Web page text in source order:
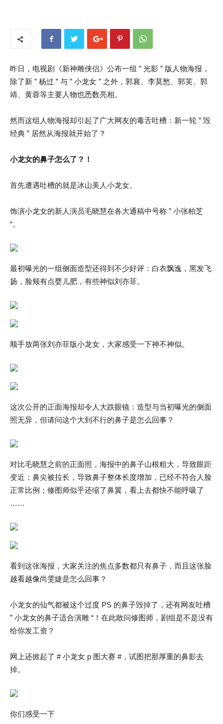
昨日，电视剧《新神雕侠侣》公布一组 ” 光影 ” 版人物海报，
除了新 ” 杨过 ” 与 ” 小龙女 ” 之外，郭襄、李莫愁、郭芙、郭
靖、黄蓉等主要人物也悉数亮相。
然而这组人物海报却引起了广大网友的毒舌吐槽：新一轮 ” 毁
经典 ” 居然从海报就开始了？
小龙女的鼻子怎么了？！
首先遭遇吐槽的就是冰山美人小龙女。
饰演小龙女的新人演员毛晓慧在各大通稿中号称 ” 小张柏芝
“。
最初曝光的一组侧面造型还得到不少好评：白衣飘逸，黑发飞
扬，脸颊有点婴儿肥，有些神似刘亦菲。
顺手放两张刘亦菲版小龙女，大家感受一下神不神似。
这次公开的正面海报却令人大跌眼镜：造型与当初曝光的侧面
照无异，但请问这个大到不行的鼻子是怎么回事？
对比毛晓慧之前的正面照，海报中的鼻子山根粗大，导致眼距
变近；鼻尖被拉长，导致鼻子整体长度增加，已经不符合人脸
正常比例；修图师似乎还缩了鼻翼，看上去都快不能呼吸了
……
看到这张海报，大家关注的焦点多数都只有鼻子，而且这张脸
越看越像尚雯婕是怎么回事？
小龙女的仙气都被这个过度 PS 的鼻子毁掉了，还有网友吐槽
” 小龙女的鼻子适合演雕 “！在此敢问修图师，剧组是不是没有
给你发工资？
网上还掀起了 # 小龙女 p 图大赛 #，试图把那厚重的鼻影去
掉。
你们感受一下